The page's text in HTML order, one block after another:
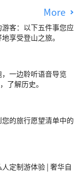
More
客：以下五件事您应
享受登山之旅。
一边聆听语音导览
了解历史。
的旅行愿望清单中的
人定制游体验 | 奢华自